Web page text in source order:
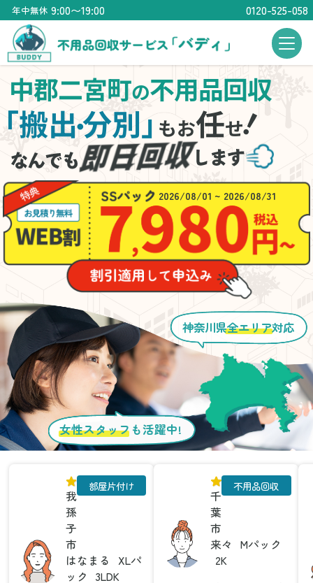
年中無休 9:00〜19:00 0120-525-058
中郡二宮町の不用品回収
搬出・分別」もお任せ
！
2026/08/01 ~ 2026/08/31
女性スタッフ も活躍中!
神奈川県全エリア対応
我
孫
子
市
はなまる
XLパ
ック
3LDK
部屋片付け
千
葉
市
来々
Mパック
2K
不用品回収